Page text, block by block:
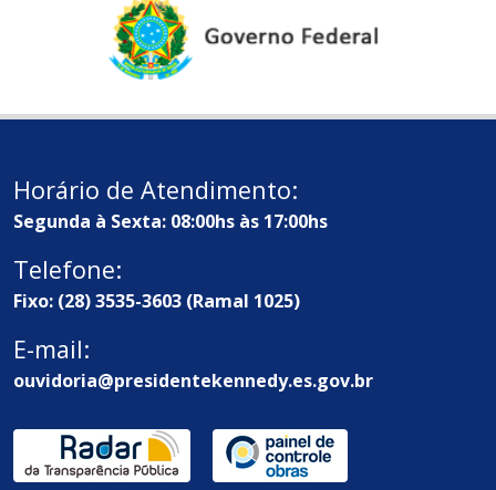
Horário de Atendimento:
Segunda à Sexta: 08:00hs às 17:00hs
Telefone:
Fixo: (28) 3535-3603 (Ramal 1025)
E-mail:
ouvidoria@presidentekennedy.es.gov.br